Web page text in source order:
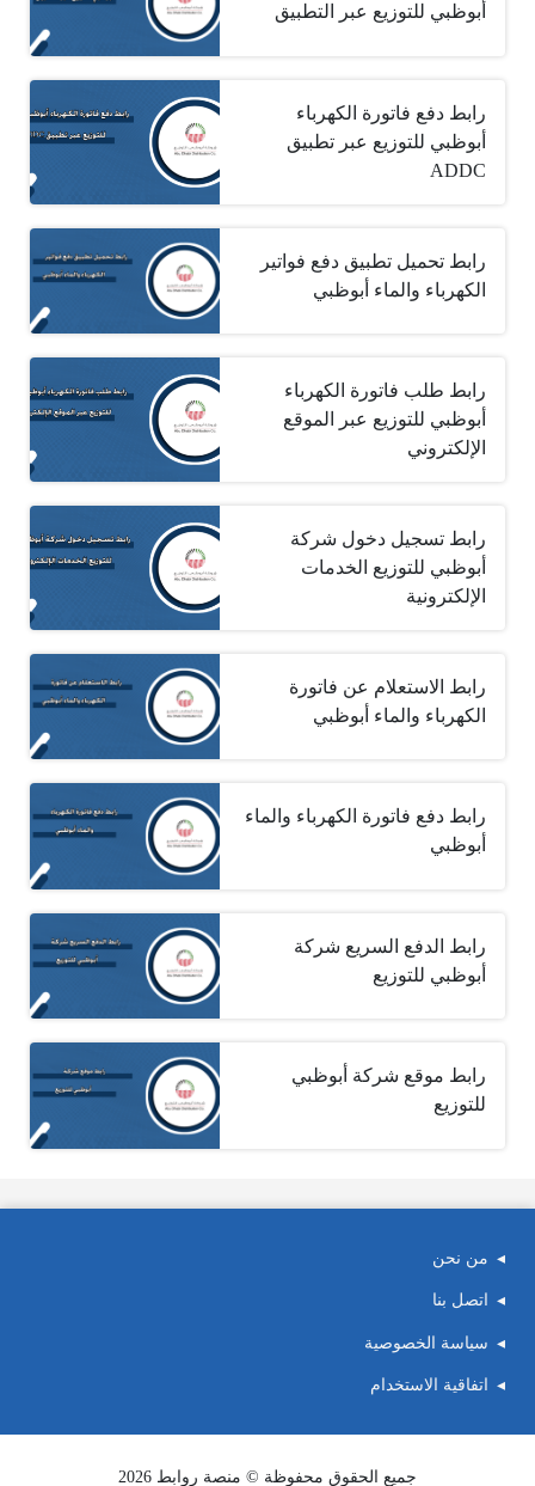
أبوظبي للتوزيع عبر التطبيق
رابط دفع فاتورة الكهرباء
أبوظبي للتوزيع عبر تطبيق
ADDC
رابط تحميل تطبيق دفع فواتير
الكهرباء والماء أبوظبي
رابط طلب فاتورة الكهرباء
أبوظبي للتوزيع عبر الموقع
الإلكتروني
رابط تسجيل دخول شركة
أبوظبي للتوزيع الخدمات
الإلكترونية
رابط الاستعلام عن فاتورة
الكهرباء والماء أبوظبي
رابط دفع فاتورة الكهرباء والماء
أبوظبي
رابط الدفع السريع شركة
أبوظبي للتوزيع
رابط موقع شركة أبوظبي
للتوزيع
من نحن
اتصل بنا
سياسة الخصوصية
اتفاقية الاستخدام
جميع الحقوق محفوظة © منصة روابط 2026